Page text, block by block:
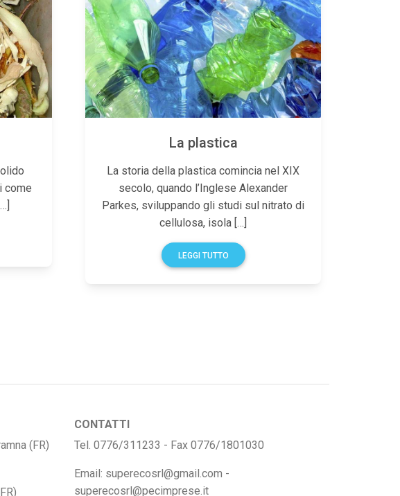
come
La plastica
La storia della plastica comincia nel XIX
secolo, quando l’Inglese Alexander
Parkes, sviluppando gli studi sul nitrato di
cellulosa, isola […]
LEGGI TUTTO
(FR)
CONTATTI
Tel. 0776/311233 - Fax 0776/1801030
Email: superecosrl@gmail.com -
superecosrl@pecimprese.it